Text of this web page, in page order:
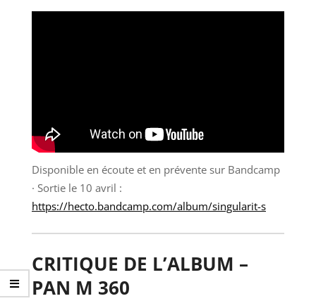
Disponible en écoute et en prévente sur Bandcamp
· Sortie le 10 avril :
https://hecto.bandcamp.com/album/singularit-s
CRITIQUE DE L’ALBUM –
PAN M 360